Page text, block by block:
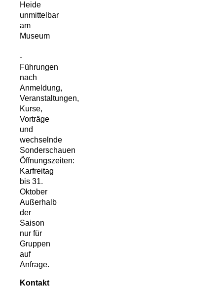
Heide
unmittelbar
am
Museum
-
Führungen
nach
Anmeldung,
Veranstaltungen,
Kurse,
Vorträge
und
wechselnde
Sonderschauen
Öffnungszeiten:
Karfreitag
bis 31.
Oktober
Außerhalb
der
Saison
nur für
Gruppen
auf
Anfrage.
Kontakt